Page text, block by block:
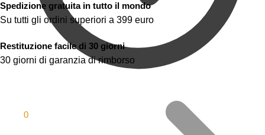
0
Spedizione gratuita in tutto il mondo
Su tutti gli ordini superiori a 399 euro
Restituzione facile di 30 giorni
30 giorni di garanzia di rimborso